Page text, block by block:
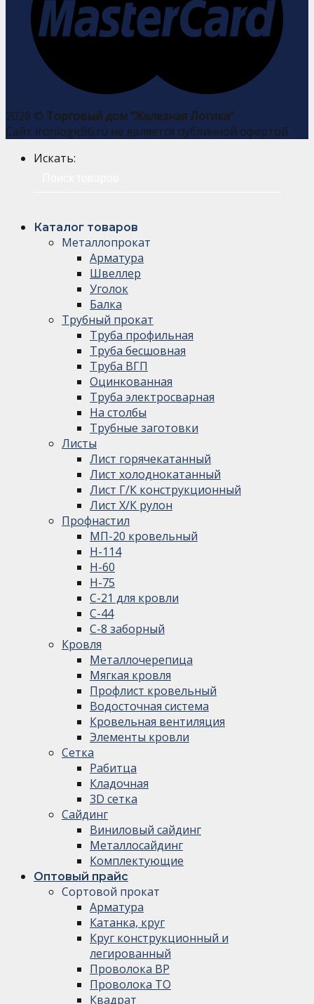
2026 © Торговый дом "Железная Логика"
Сайт ironlogic96.ru не является публичной офертой
Искать:
Каталог товаров
Металлопрокат
Арматура
Швеллер
Уголок
Балка
Трубный прокат
Труба профильная
Труба бесшовная
Труба ВГП
Оцинкованная
Труба электросварная
На столбы
Трубные заготовки
Листы
Лист горячекатанный
Лист холоднокатанный
Лист Г/К конструкционный
Лист Х/К рулон
Профнастил
МП-20 кровельный
Н-114
Н-60
Н-75
С-21 для кровли
С-44
С-8 заборный
Кровля
Металлочерепица
Мягкая кровля
Профлист кровельный
Водосточная система
Кровельная вентиляция
Элементы кровли
Сетка
Рабитца
Кладочная
3D сетка
Сайдинг
Виниловый сайдинг
Металлосайдинг
Комплектующие
Оптовый прайс
Сортовой прокат
Арматура
Катанка, круг
Круг конструкционный и
легированный
Проволока ВР
Проволока ТО
Квадрат